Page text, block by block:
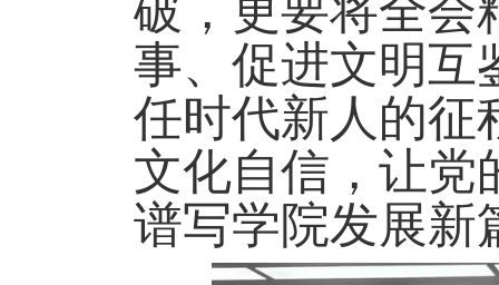
破，更要将全会
事、促进文明互
任时代新人的征
文化自信，让党
谱写学院发展新